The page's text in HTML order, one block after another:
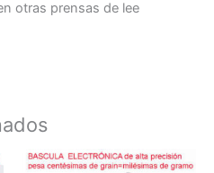
otras prensas de lee